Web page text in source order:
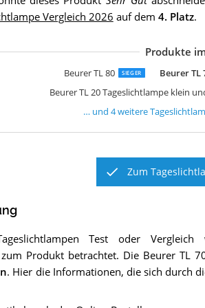
Vergleich 2026 auf dem 4. Platz.
Produkte
Beurer TL 80 SIEGER Beurer TL
Beurer TL 20 Tageslichtlampe klein
… und4weitere
Zum
Test oder Vergleich
Produkt betrachtet. Die Beurer TL
. Hier die Informationen, die sich durch